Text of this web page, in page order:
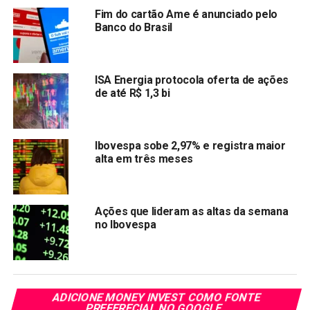
Além de alterar a regra de pagamento dos precatórios,
dívidas do governo cujo pagamento foi determinado pela
Justiça, a PEC abre espaço fiscal para concessão de um
benefício social temporário de 400 reais até o final de
2022, ano eleitoral em que o presidente Jair Bolsonaro
deverá buscar a reeleição.
O presidente da Câmara e governistas têm adotado um
tom otimista sobre a aprovação do texto, mas um
desfecho continua incerto, principalmente após o PDT
mudar orientação, passando a ser contra PEC nessa
segunda votação.
Além disso, segue em votação no STF liminar da ministra
Rosa Weber que suspendeu a execução orçamentária das
emendas de relator, instrumento que ficou conhecido
como “orçamento secreto”, usado nas negociações
envolvendo a PEC. Três ministros da Corte, porém, já
votaram acompanhando a decisão de Weber.
Fim do cartão Ame é anunciado pelo
Banco do Brasil
ISA Energia protocola oferta de ações
de até R$ 1,3 bi
Ibovespa sobe 2,97% e registra maior
alta em três meses
Ações que lideram as altas da semana
no Ibovespa
ADICIONE MONEY INVEST COMO FONTE